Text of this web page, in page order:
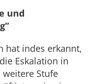
und
hat indes erkannt,
Eskalation in
Stufe